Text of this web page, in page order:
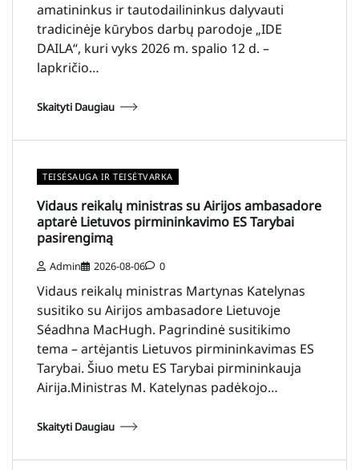
amatininkus ir tautodailininkus dalyvauti
tradicinėje kūrybos darbų parodoje „IDE
DAILA“, kuri vyks 2026 m. spalio 12 d. –
lapkričio…
Skaityti Daugiau
TEISĖSAUGA IR TEISĖTVARKA
Vidaus reikalų ministras su Airijos ambasadore
aptarė Lietuvos pirmininkavimo ES Tarybai
pasirengimą
Admin 2026-08-06 0
Vidaus reikalų ministras Martynas Katelynas
susitiko su Airijos ambasadore Lietuvoje
Séadhna MacHugh. Pagrindinė susitikimo
tema – artėjantis Lietuvos pirmininkavimas ES
Tarybai. Šiuo metu ES Tarybai pirmininkauja
Airija.Ministras M. Katelynas padėkojo…
Skaityti Daugiau